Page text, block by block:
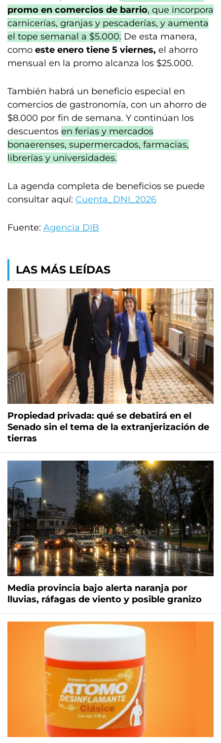
promo en comercios de barrio, que incorpora
carnicerías, granjas y pescaderías, y aumenta
el tope semanal a $5.000. De esta manera,
como este enero tiene 5 viernes, el ahorro
mensual en la promo alcanza los $25.000.
También habrá un beneficio especial en
comercios de gastronomía, con un ahorro de
$8.000 por fin de semana. Y continúan los
descuentos en ferias y mercados
bonaerenses, supermercados, farmacias,
librerías y universidades.
La agenda completa de beneficios se puede
consultar aquí: Cuenta_DNI_2026
Fuente: Agencia DIB
LAS MÁS LEÍDAS
Propiedad privada: qué se debatirá en el
Senado sin el tema de la extranjerización de
tierras
Media provincia bajo alerta naranja por
lluvias, ráfagas de viento y posible granizo